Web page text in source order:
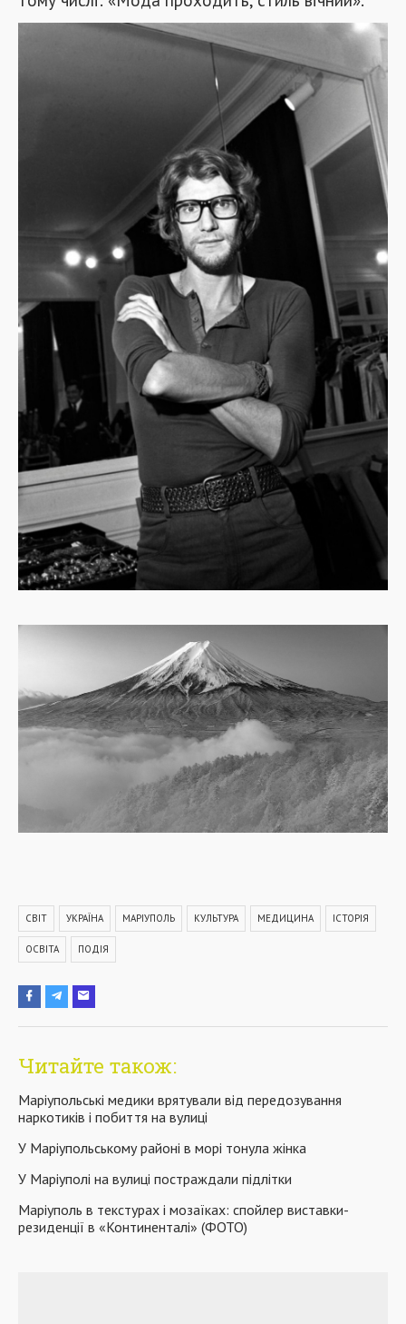
СВІТ УКРАЇНА МАРІУПОЛЬ КУЛЬТУРА МЕДИЦИНА ІСТОРІЯ
ОСВІТА ПОДІЯ
Читайте також:
Маріупольські медики врятували від передозування
наркотиків і побиття на вулиці
У Маріупольському районі в морі тонула жінка
У Маріуполі на вулиці постраждали підлітки
Маріуполь в текстурах і мозаїках: спойлер виставки-
резиденції в «Континенталі» (ФОТО)